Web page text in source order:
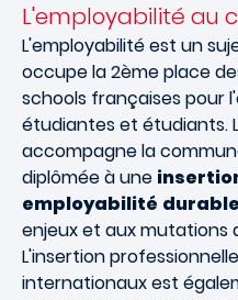
L'employabilité au
L'employabilité est un
occupe la 2ème place
schools françaises pour
étudiantes et étudiants.
accompagne la
diplômée à une
employabilité durable
enjeux et aux mutations
L'insertion
internationaux est